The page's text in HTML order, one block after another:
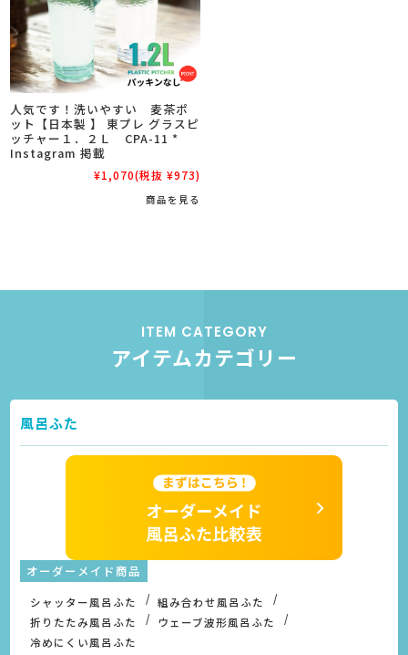
人気です！洗いやすい 麦茶ポ
ット【日本製 】 東プレ グラスピ
ッチャー１．２Ｌ CPA-11 *
Instagram 掲載
¥1,070(税抜 ¥973)
商品を見る
ITEM CATEGORY
アイテムカテゴリー
風呂ふた
オーダーメイド商品
シャッター風呂ふた
組み合わせ風呂ふた
折りたたみ風呂ふた
ウェーブ波形風呂ふた
冷めにくい風呂ふた